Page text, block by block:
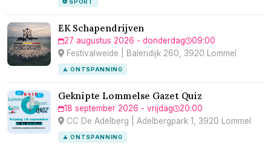
⚽ SPORT
EK Schapendrijven
27 augustus 2026 - donderdag
09:00
Festivalweide | Balendijk 260, 3920 Lommel
🧘 ONTSPANNING
Geknipte Lommelse Gazet Quiz
18 september 2026 - vrijdag
20:00
CC De Adelberg | Adelbergpark 1, 3920 Lommel
🧘 ONTSPANNING